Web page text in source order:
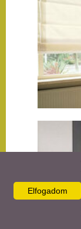
Elfogadom